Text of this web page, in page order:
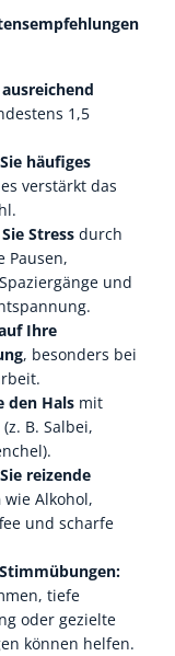
1,5
häufiges
verstärkt das
Stress durch
Pausen,
und
Ihre
, besonders bei
den Hals mit
B. Salbei,
reizende
wie Alkohol,
und scharfe
tiefe
oder gezielte
können helfen.